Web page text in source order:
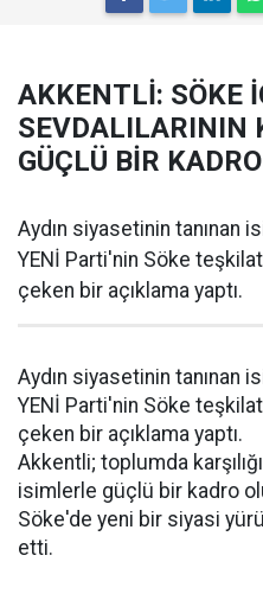
AKKENTLİ: SÖKE
SEVDALILARININ
GÜÇLÜ BİR
Aydın siyasetinin tanınan
YENİ Parti'nin Söke
çeken bir açıklama yaptı.
Aydın siyasetinin tanınan
YENİ Parti'nin Söke
çeken bir açıklama yaptı.
Akkentli; toplumda
isimlerle güçlü bir kadro
Söke'de yeni bir siyasi
etti.